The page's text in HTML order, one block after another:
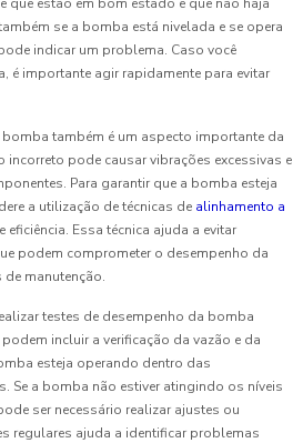
se a bomba está nivelada e se opera
indicar um problema. Caso você
é importante agir rapidamente para evitar
também é um aspecto importante da
incorreto pode causar vibrações excessivas e
Para garantir que a bomba esteja
a utilização de técnicas de alinhamento a
eficiência. Essa técnica ajuda a evitar
podem comprometer o desempenho da
manutenção.
testes de desempenho da bomba
incluir a verificação da vazão e da
esteja operando dentro das
Se a bomba não estiver atingindo os níveis
ser necessário realizar ajustes ou
regulares ajuda a identificar problemas